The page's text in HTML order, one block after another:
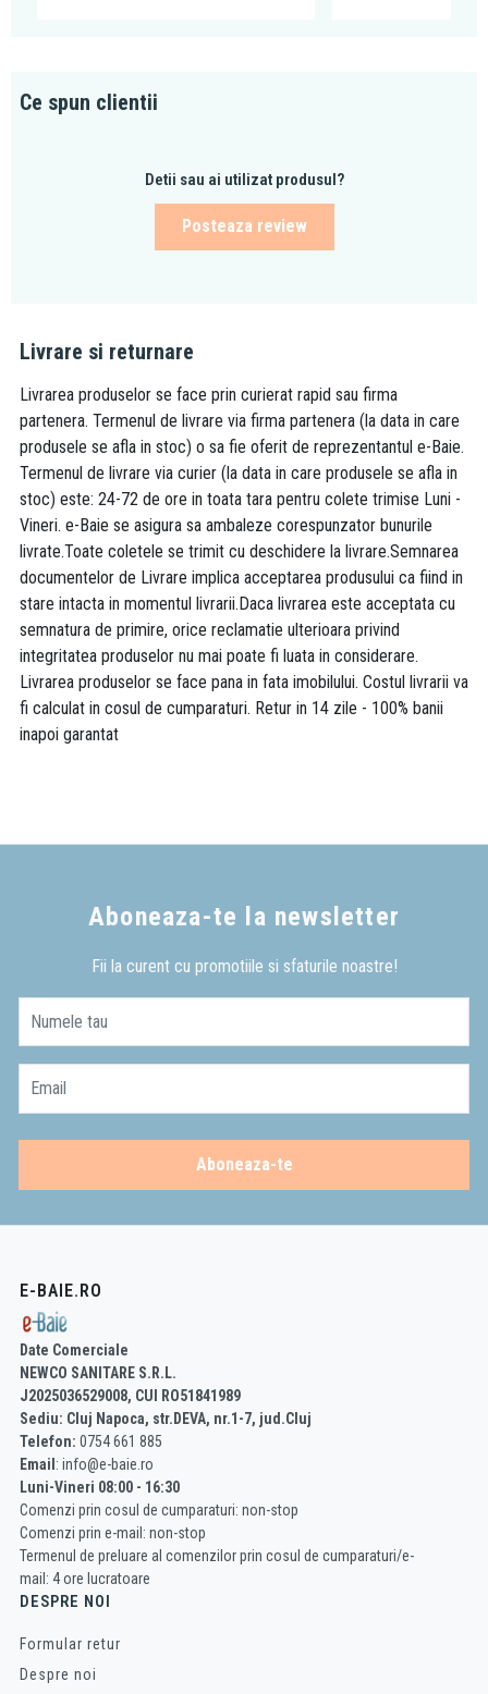
Ce spun clientii
Detii sau ai utilizat produsul?
Posteaza review
Livrare si returnare
Livrarea produselor se face prin curierat rapid sau firma
partenera. Termenul de livrare via firma partenera (la data in care
produsele se afla in stoc) o sa fie oferit de reprezentantul e-Baie.
Termenul de livrare via curier (la data in care produsele se afla in
stoc) este: 24-72 de ore in toata tara pentru colete trimise Luni -
Vineri. e-Baie se asigura sa ambaleze corespunzator bunurile
livrate.Toate coletele se trimit cu deschidere la livrare.Semnarea
documentelor de Livrare implica acceptarea produsului ca fiind in
stare intacta in momentul livrarii.Daca livrarea este acceptata cu
semnatura de primire, orice reclamatie ulterioara privind
integritatea produselor nu mai poate fi luata in considerare.
Livrarea produselor se face pana in fata imobilului. Costul livrarii va
fi calculat in cosul de cumparaturi. Retur in 14 zile - 100% banii
inapoi garantat
Aboneaza-te la newsletter
Fii la curent cu promotiile si sfaturile noastre!
Numele tau
Email
Aboneaza-te
E-BAIE.RO
Date Comerciale
NEWCO SANITARE S.R.L.
J2025036529008, CUI RO51841989
Sediu: Cluj Napoca, str.DEVA, nr.1-7, jud.Cluj
Telefon: 0754 661 885
Email : info@e-baie.ro
Luni-Vineri 08:00 - 16:30
Comenzi prin cosul de cumparaturi: non-stop
Comenzi prin e-mail: non-stop
Termenul de preluare al comenzilor prin cosul de cumparaturi/e-
mail: 4 ore lucratoare
DESPRE NOI
Formular retur
Despre noi